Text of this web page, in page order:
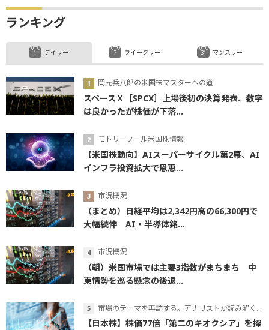
ランキング
デイリー
岡元兵八郎の米国株マスターへの道
スペースＸ［SPCX］上場後初の決算発表、数字
は良かったが株価が下落...
モトリーフール米国株情報
【米国株動向】AIスーパーサイクル第2幕、AI
インフラ投資拡大で恩恵...
市況概況
（まとめ）日経平均は2,342円高の66,300円で
大幅続伸 AI・半導体銘...
市況概況
（朝）米国市場では主要3指数がまちまち 中
東情勢を巡る懸念の後退...
市場のテーマを再訪する。アナリストが読み解くテーマの本質
【日本株】株価77倍「第二のキオクシア」を探
ウイークリー マンスリー